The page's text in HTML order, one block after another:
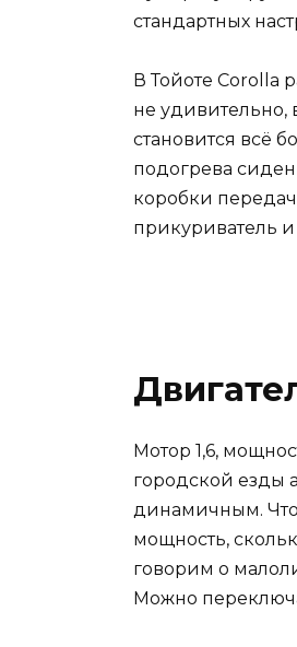
стандартных
В Тойоте Corolla
не удивительно,
становится всё
подогрева
коробки
прикуриватель
Мотор 1,6,
городской езды
динамичным. Что
мощность,
говорим о
Можно